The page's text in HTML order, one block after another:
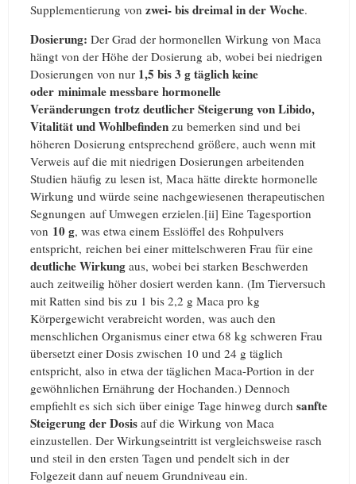
Supplementierung von zwei- bis dreimal in der Woche.
Dosierung: Der Grad der hormonellen Wirkung von Maca
hängt von der Höhe der Dosierung ab, wobei bei niedrigen
Dosierungen von nur 1,5 bis 3 g täglich keine
oder minimale messbare hormonelle
Veränderungen trotz deutlicher Steigerung von Libido,
Vitalität und Wohlbefinden zu bemerken sind und bei
höheren Dosierung entsprechend größere, auch wenn mit
Verweis auf die mit niedrigen Dosierungen arbeitenden
Studien häufig zu lesen ist, Maca hätte direkte hormonelle
Wirkung und würde seine nachgewiesenen therapeutischen
Segnungen auf Umwegen erzielen.[ii] Eine Tagesportion
von 10 g, was etwa einem Esslöffel des Rohpulvers
entspricht, reichen bei einer mittelschweren Frau für eine
deutliche Wirkung aus, wobei bei starken Beschwerden
auch zeitweilig höher dosiert werden kann. (Im Tierversuch
mit Ratten sind bis zu 1 bis 2,2 g Maca pro kg
Körpergewicht verabreicht worden, was auch den
menschlichen Organismus einer etwa 68 kg schweren Frau
übersetzt einer Dosis zwischen 10 und 24 g täglich
entspricht, also in etwa der täglichen Maca-Portion in der
gewöhnlichen Ernährung der Hochanden.) Dennoch
empfiehlt es sich sich über einige Tage hinweg durch sanfte
Steigerung der Dosis auf die Wirkung von Maca
einzustellen. Der Wirkungseintritt ist vergleichsweise rasch
und steil in den ersten Tagen und pendelt sich in der
Folgezeit dann auf neuem Grundniveau ein.